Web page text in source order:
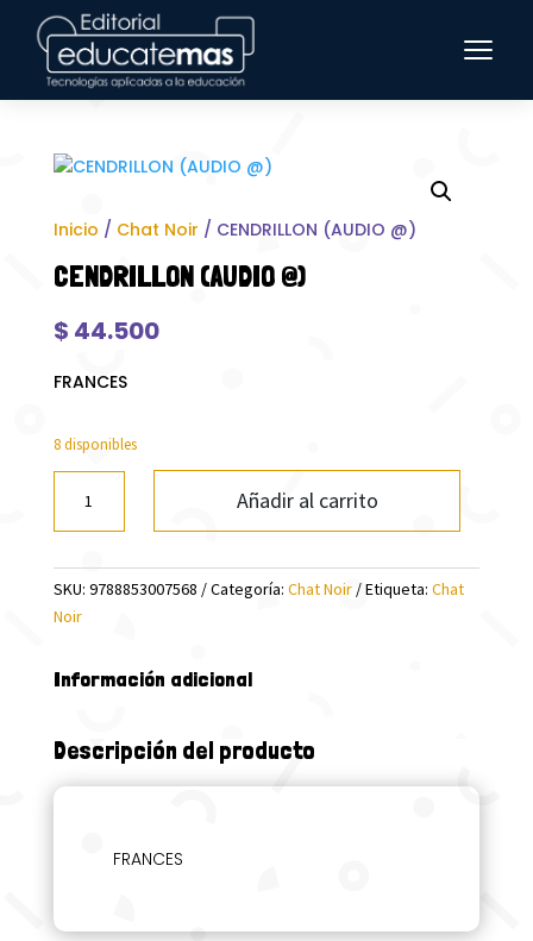
Inicio / Chat Noir / CENDRILLON (AUDIO @)
CENDRILLON (AUDIO @)
$ 44.500
FRANCES
8 disponibles
(AUDIO
@)
cantidad
Añadir al carrito
SKU: 9788853007568 Categoría: Chat Noir Etiqueta: Chat
Noir
Información adicional
Descripción del producto
FRANCES